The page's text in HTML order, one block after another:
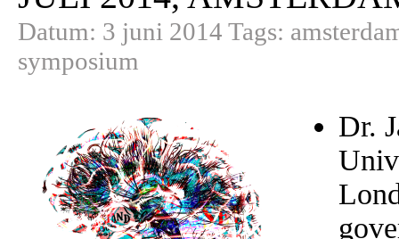
Datum: 3 juni 2014 Tags:
symposium
Dr.